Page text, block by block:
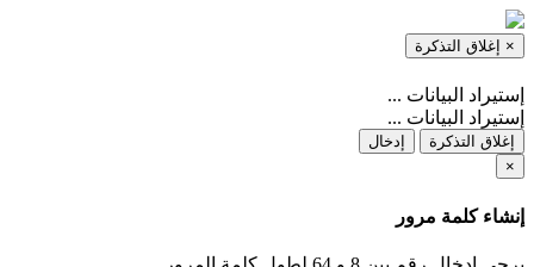
× إغلاق التذكرة
إستيراد البيانات ...
إستيراد البيانات ...
إغلاق التذكرة
إدخال
×
إنشاء كلمة مرور